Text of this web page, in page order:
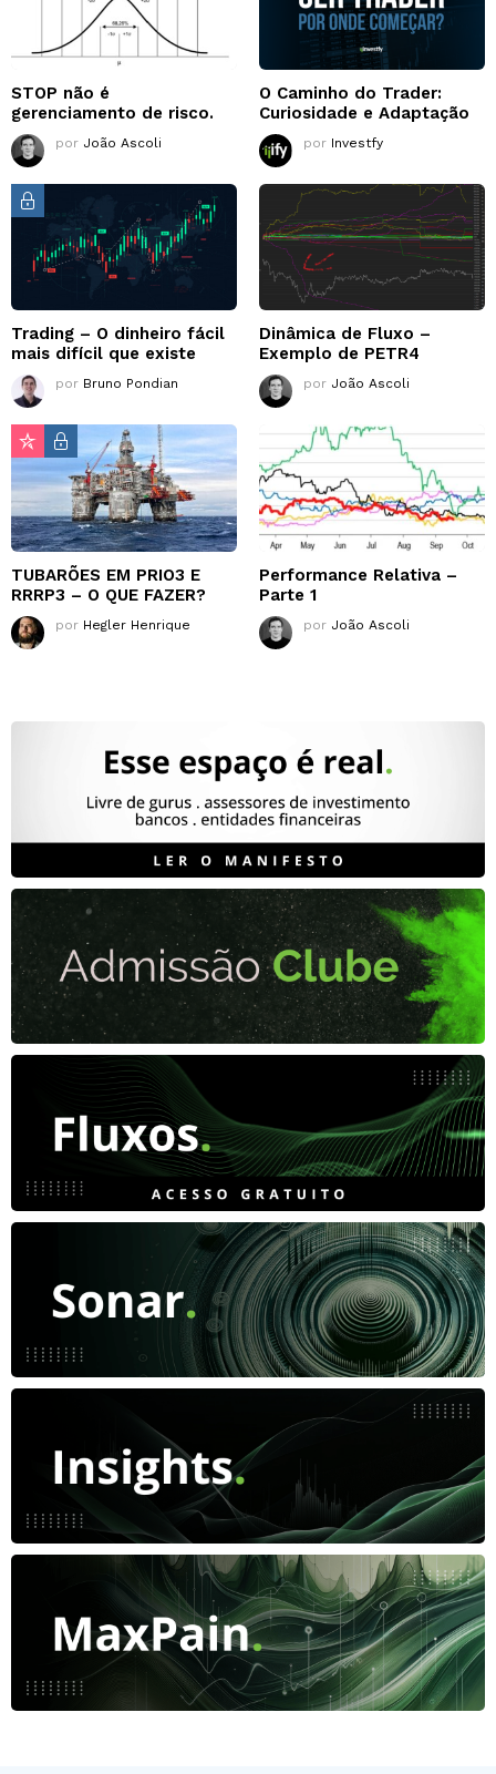
STOP não é
gerenciamento de risco.
por João Ascoli
O Caminho do Trader:
Curiosidade e Adaptação
por Investfy
Trading – O dinheiro fácil
mais difícil que existe
por Bruno Pondian
Dinâmica de Fluxo –
Exemplo de PETR4
por João Ascoli
TUBARÕES EM PRIO3 E
RRRP3 – O QUE FAZER?
por Hegler Henrique
Performance Relativa –
Parte 1
por João Ascoli